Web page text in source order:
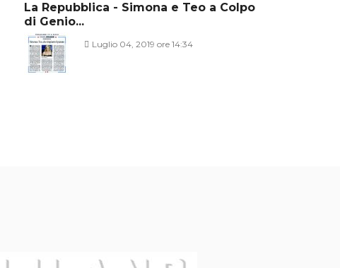
La Repubblica - Simona e Teo a Colpo
di Genio...
Luglio 04, 2019 ore 14:34